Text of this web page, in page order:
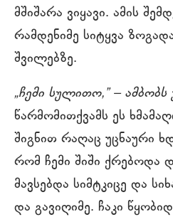
მშიშარა ვიყავი. ამის
რამდენიმე სიტყვა
შვილებზე.
„ჩემი სულითო,” –
წარმომითქვამს ეს
შიგნით რაღაც უცნაური
რომ ჩემი შიში ქრებოდა
მავსებდა სიმტკიცე და
და გავიღიმე. ჩაკი